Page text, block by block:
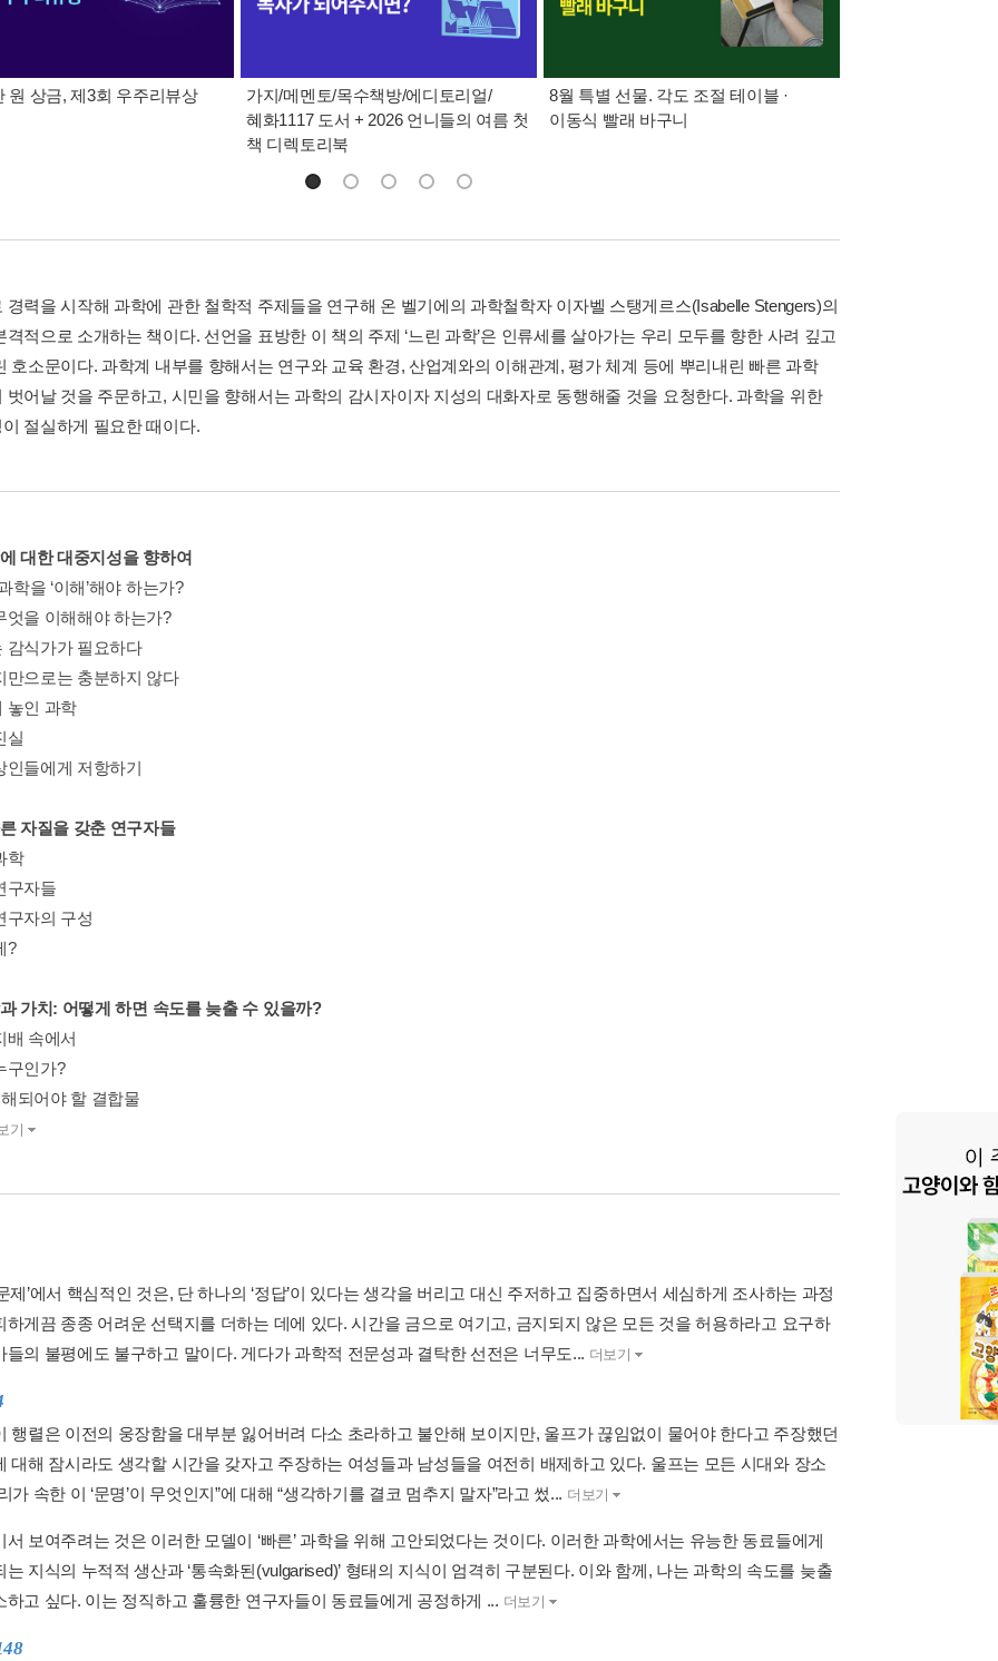
원 상금, 제3회 우주리뷰상
가지/메멘토/목수책방/에디토리얼/
혜화1117 도서 + 2026 언니들의 여름 첫
책 디렉토리북
8월 특별 선물. 각도 조절 테이블 ·
이동식 빨래 바구니
경력을 시작해 과학에 관한 철학적 주제들을 연구해 온 벨기에의 과학철학자 이자벨 스탱게르스(Isabelle Stengers)의
격적으로 소개하는 책이다. 선언을 표방한 이 책의 주제 ‘느린 과학’은 인류세를 살아가는 우리 모두를 향한 사려 깊고
호소문이다. 과학계 내부를 향해서는 연구와 교육 환경, 산업계와의 이해관계, 평가 체계 등에 뿌리내린 빠른 과학
벗어날 것을 주문하고, 시민을 향해서는 과학의 감시자이자 지성의 대화자로 동행해줄 것을 요청한다. 과학을 위한
절실하게 필요한 때이다.
대한 대중지성을 향하여
학을 ‘이해’해야 하는가?
엇을 이해해야 하는가?
감식가가 필요하다
만으로는 충분하지 않다
놓인 과학
실
인들에게 저항하기
자질을 갖춘 연구자들
학
구자들
구자의 구성
?
가치: 어떻게 하면 속도를 늦출 수 있을까?
배 속에서
구인가?
해되어야 할 결합물
기
제’에서 핵심적인 것은, 단 하나의 ‘정답’이 있다는 생각을 버리고 대신 주저하고 집중하면서 세심하게 조사하는 과정
하게끔 종종 어려운 선택지를 더하는 데에 있다. 시간을 금으로 여기고, 금지되지 않은 모든 것을 허용하라고 요구하
들의 불평에도 불구하고 말이다. 게다가 과학적 전문성과 결탁한 선전은 너무도... 더보기
행렬은 이전의 웅장함을 대부분 잃어버려 다소 초라하고 불안해 보이지만, 울프가 끊임없이 물어야 한다고 주장했던
대해 잠시라도 생각할 시간을 갖자고 주장하는 여성들과 남성들을 여전히 배제하고 있다. 울프는 모든 시대와 장소
가 속한 이 ‘문명’이 무엇인지”에 대해 “생각하기를 결코 멈추지 말자”라고 썼... 더보기
서 보여주려는 것은 이러한 모델이 ‘빠른’ 과학을 위해 고안되었다는 것이다. 이러한 과학에서는 유능한 동료들에게
는 지식의 누적적 생산과 ‘통속화된(vulgarised)’ 형태의 지식이 엄격히 구분된다. 이와 함께, 나는 과학의 속도를 늦출
하고 싶다. 이는 정직하고 훌륭한 연구자들이 동료들에게 공정하게 ... 더보기